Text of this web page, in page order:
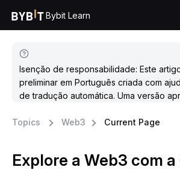
Bybit Learn
Isenção de responsabilidade: Este
preliminar em Português criada com
de tradução automática. Uma versão
Topics
Web3 Current Page
Explore a Web3 com